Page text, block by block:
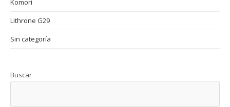
Komori
Lithrone G29
Sin categoría
Buscar